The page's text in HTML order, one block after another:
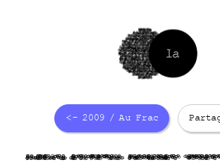
<- 2009 / Au Frac
CsFfFw3kAF3t9meOmtsCqU4l07gYx